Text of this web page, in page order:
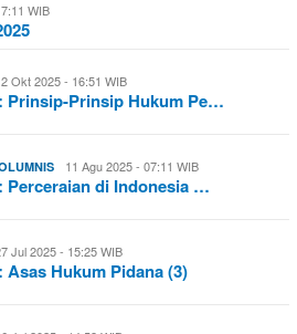
WIB
Okt 2025 - 16:51 WIB
Prinsip-Prinsip Hukum Pe…
11 Agu 2025 - 07:11 WIB
Perceraian di Indonesia …
Jul 2025 - 15:25 WIB
Hukum Pidana (3)